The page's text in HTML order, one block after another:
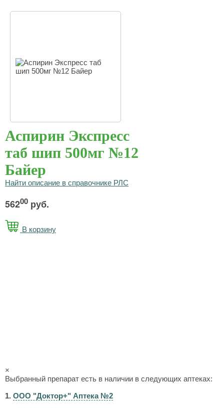
Аспирин Экспресс
таб шип 500мг №12
Байер
Найти описание в справочнике РЛС
56200 руб.
В корзину
×
Выбранный препарат есть в наличии в следующих аптеках:
1. ООО "Доктор+" Аптека №2